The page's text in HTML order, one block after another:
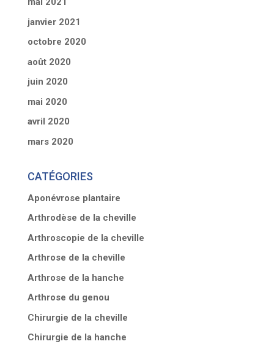
janvier 2021
octobre 2020
août 2020
juin 2020
mai 2020
avril 2020
mars 2020
CATÉGORIES
Aponévrose plantaire
Arthrodèse de la cheville
Arthroscopie de la cheville
Arthrose de la cheville
Arthrose de la hanche
Arthrose du genou
Chirurgie de la cheville
Chirurgie de la hanche